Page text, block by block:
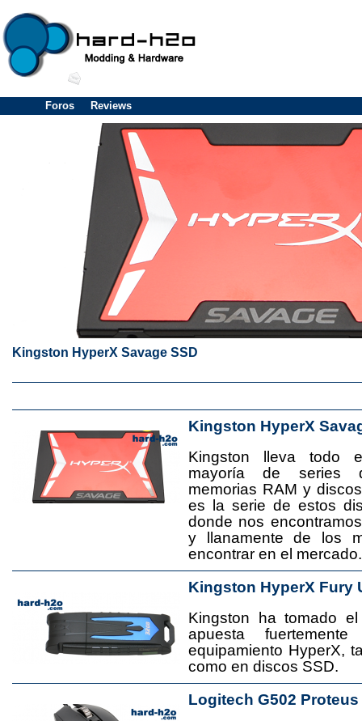
Foros Reviews
Kingston HyperX Savage SSD
Kingston HyperX
Kingston lleva todo
mayoría de series
memorias RAM y
es la serie de estos
donde nos
y llanamente de los
encontrar en el mercado.
Kingston HyperX Fury
Kingston ha tomado
apuesta
equipamiento HyperX,
como en discos SSD.
Logitech G502 Proteus